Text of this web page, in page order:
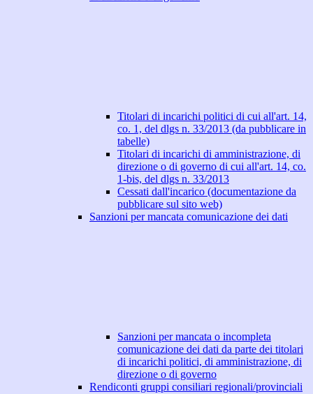
Titolari di incarichi politici di cui all'art. 14,
co. 1, del dlgs n. 33/2013 (da pubblicare in
tabelle)
Titolari di incarichi di amministrazione, di
direzione o di governo di cui all'art. 14, co.
1-bis, del dlgs n. 33/2013
Cessati dall'incarico (documentazione da
pubblicare sul sito web)
Sanzioni per mancata comunicazione dei dati
Sanzioni per mancata o incompleta
comunicazione dei dati da parte dei titolari
di incarichi politici, di amministrazione, di
direzione o di governo
Rendiconti gruppi consiliari regionali/provinciali